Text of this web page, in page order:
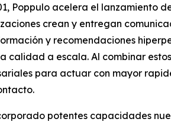
Poppulo acelera el lanzamiento
crean y entregan
y recomendaciones
calidad a escala. Al combinar
para actuar con mayor
potentes capacidades